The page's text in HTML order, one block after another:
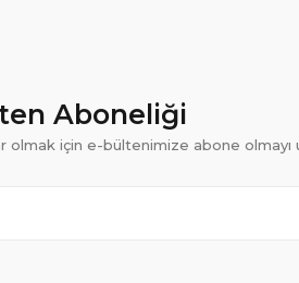
Aboneliği
için e-bültenimize abone olmayı